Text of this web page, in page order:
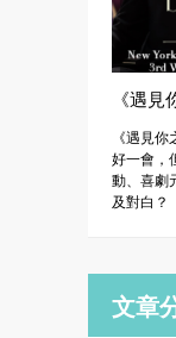
《遇見
《遇見
好一會，
動、喜劇
及對白？
文章